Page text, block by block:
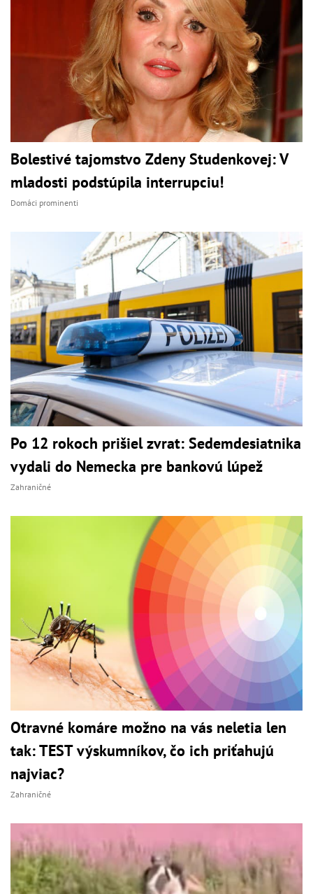
Bolestivé tajomstvo Zdeny Studenkovej: V
mladosti podstúpila interrupciu!
Domáci prominenti
Po 12 rokoch prišiel zvrat: Sedemdesiatnika
vydali do Nemecka pre bankovú lúpež
Zahraničné
Otravné komáre možno na vás neletia len
tak: TEST výskumníkov, čo ich priťahujú
najviac?
Zahraničné